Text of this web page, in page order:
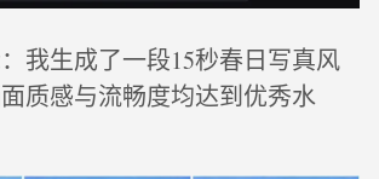
我生成了一段15秒春日写真风
质感与流畅度均达到优秀水